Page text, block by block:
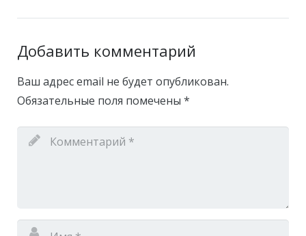
Добавить комментарий
Ваш адрес email не будет опубликован.
Обязательные поля помечены *